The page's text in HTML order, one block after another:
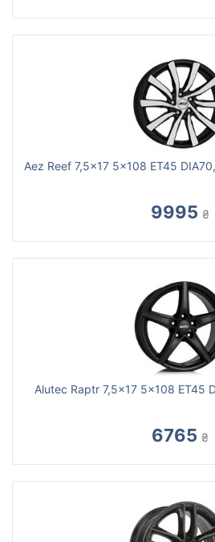
Aez Reef 7,5x17 5x108 ET45
9995 ₴
Alutec Raptr 7,5x17 5x108 ET45
6765 ₴